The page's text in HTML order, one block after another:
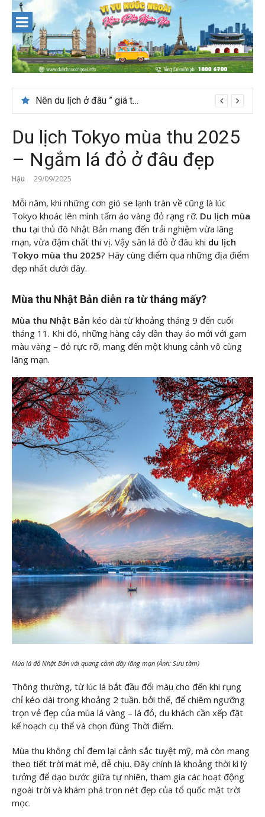
content
Nên du lịch ở đâu ” giá tốt” dịp lễ quốc khánh 2/9
Thời tiết tháng 7 ở Đài Loan có đẹp để du lịch?
Du lịch Tokyo mùa thu 2025
– Ngắm lá đỏ ở đâu đẹp
Hậu 29/09/2025
Mỗi năm, khi những cơn gió se lạnh tràn về cũng là lúc
Tokyo khoác lên mình tấm áo vàng đỏ rạng rỡ. Du lịch mùa
thu tại thủ đô Nhật Bản mang đến trải nghiệm vừa lãng
mạn, vừa đậm chất thi vị. Vậy săn lá đỏ ở đâu khi du lịch
Tokyo mùa thu 2025? Hãy cùng điểm qua những địa điểm
đẹp nhất dưới đây.
Mùa thu Nhật Bản diễn ra từ tháng mấy?
Mùa thu Nhật Bản kéo dài từ khoảng tháng 9 đến cuối
tháng 11. Khi đó, những hàng cây dần thay áo mới với gam
màu vàng – đỏ rực rỡ, mang đến một khung cảnh vô cùng
lãng mạn.
Mùa lá đỏ Nhật Bản với quang cảnh đầy lãng mạn (Ảnh: Sưu tầm)
Thông thường, từ lúc lá bắt đầu đổi màu cho đến khi rụng
chỉ kéo dài trong khoảng 2 tuần. bởi thế, để chiêm ngưỡng
trọn vẻ đẹp của mùa lá vàng – lá đỏ, du khách cần xếp đặt
kế hoạch cụ thể và chọn đúng Thời điểm.
Mùa thu không chỉ đem lại cảnh sắc tuyệt mỹ, mà còn mang
theo tiết trời mát mẻ, dễ chịu. Đây chính là khoảng thời kì lý
tưởng để dạo bước giữa tự nhiên, tham gia các hoạt động
ngoài trời và khám phá trọn nét đẹp của tổ quốc mặt trời
mọc.